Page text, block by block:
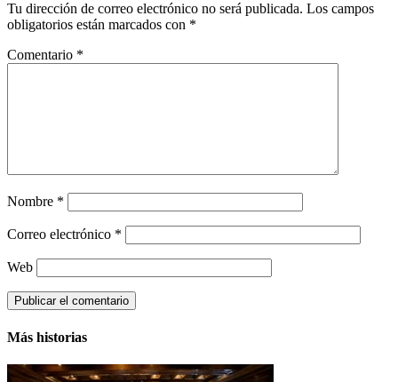
Tu dirección de correo electrónico no será publicada. Los campos
obligatorios están marcados con *
Comentario *
Nombre *
Correo electrónico *
Web
Más historias